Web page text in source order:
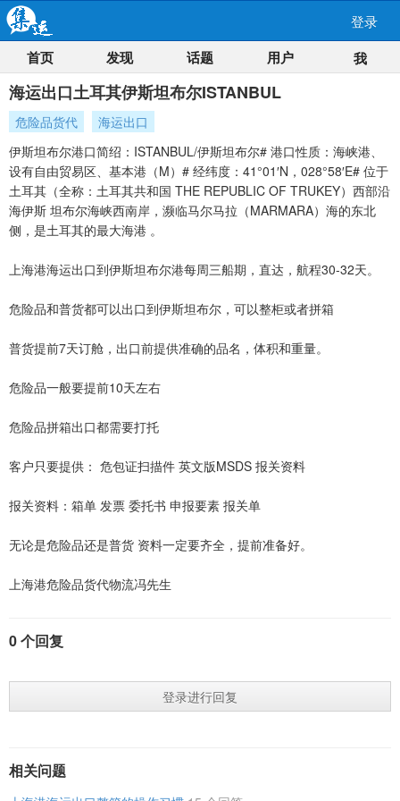
登录
首页 发现 话题 用户 我
海运出口土耳其伊斯坦布尔ISTANBUL
危险品货代
海运出口
伊斯坦布尔港口简绍：ISTANBUL/伊斯坦布尔# 港口性质：海峡港、
设有自由贸易区、基本港（M）# 经纬度：41°01′N，028°58′E# 位于
土耳其（全称：土耳其共和国 THE REPUBLIC OF TRUKEY）西部沿
海伊斯 坦布尔海峡西南岸，濒临马尔马拉（MARMARA）海的东北
侧，是土耳其的最大海港 。
上海港海运出口到伊斯坦布尔港每周三船期，直达，航程30-32天。
危险品和普货都可以出口到伊斯坦布尔，可以整柜或者拼箱
普货提前7天订舱，出口前提供准确的品名，体积和重量。
危险品一般要提前10天左右
危险品拼箱出口都需要打托
客户只要提供： 危包证扫描件 英文版MSDS 报关资料
报关资料：箱单 发票 委托书 申报要素 报关单
无论是危险品还是普货 资料一定要齐全，提前准备好。
上海港危险品货代物流冯先生
0 个回复
登录进行回复
相关问题